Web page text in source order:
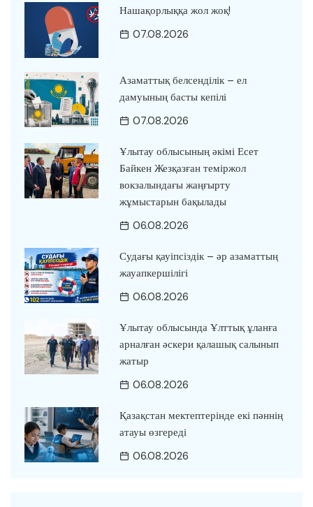
Нашақорлыққа жол жоқ!
07.08.2026
Азаматтық белсенділік – ел
дамуының басты кепілі
07.08.2026
Ұлытау облысының әкімі Есет
Байкен Жезқазған теміржол
вокзалындағы жаңғырту
жұмыстарын бақылады
06.08.2026
Судағы қауіпсіздік – әр азаматтың
жауапкершілігі
06.08.2026
Ұлытау облысында Ұлттық ұланға
арналған әскери қалашық салынып
жатыр
06.08.2026
Қазақстан мектептерінде екі пәннің
атауы өзгереді
06.08.2026